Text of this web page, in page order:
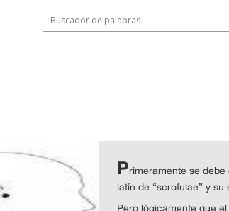
Primeramente se
latín de “scrofulae” y
Pero lógicamente que